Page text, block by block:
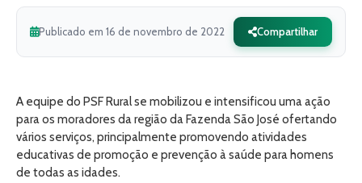
Publicado em 16 de novembro de 2022 Compartilhar
A equipe do PSF Rural se mobilizou e intensificou uma ação
para os moradores da região da Fazenda São José ofertando
vários serviços, principalmente promovendo atividades
educativas de promoção e prevenção à saúde para homens
de todas as idades.